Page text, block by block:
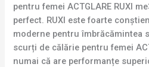
pentru femei ACTGLARE RUXI
perfect. RUXI este foarte
moderne pentru îmbrăcămintea
scurți de călărie pentru femei
numai că are performanțe